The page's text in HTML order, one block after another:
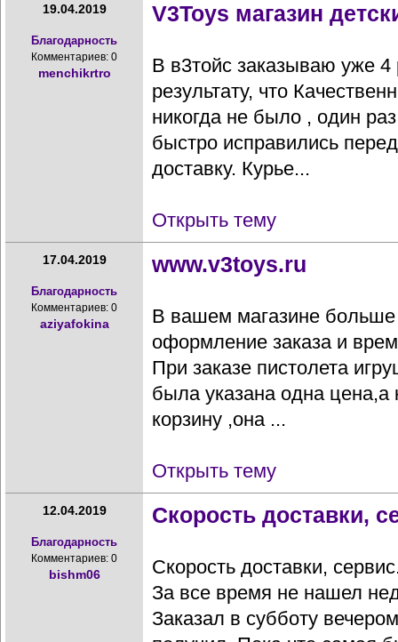
19.04.2019
Благодарность
Комментариев: 0
menchikrtro
V3Toys магазин
В в3тойс заказываю уже 4
результату, что
никогда не было , один
быстро исправились
доставку. Курье...
Открыть тему
17.04.2019
Благодарность
Комментариев: 0
aziyafokina
www.v3toys.ru
В вашем магазине больше
оформление заказа и
При заказе пистолета
была указана одна цена,а
корзину ,она ...
Открыть тему
12.04.2019
Благодарность
Комментариев: 0
bishm06
Скорость доставки,
Скорость доставки,
За все время не нашел
Заказал в субботу